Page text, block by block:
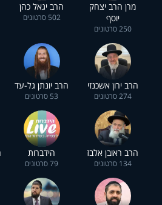
מרן הרב יצחק
יוסף
250 סרטונים
הרב יגאל כהן
502 סרטונים
הרב ירון אשכנזי
274 סרטונים
הרב יונתן גל-עד
53 סרטונים
הרב ראובן אלבז
134 סרטונים
הידברות
79 סרטונים